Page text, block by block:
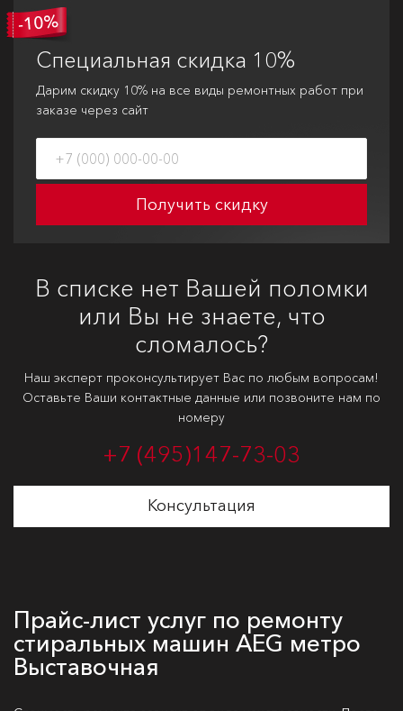
Специальная скидка 10%
Дарим скидку 10% на все виды ремонтных работ при
заказе через сайт
Получить скидку
В списке нет Вашей поломки
или Вы не знаете, что
сломалось?
Наш эксперт проконсультирует Вас по любым вопросам!
Оставьте Ваши контактные данные или позвоните нам по
номеру
+7 (495)147-73-03
Консультация
Прайс-лист услуг по ремонту
стиральных машин AEG метро
Выставочная